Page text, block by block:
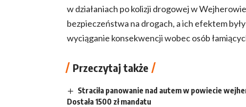
w działaniach po kolizji drogowej w
bezpieczeństwa na drogach, a ich efektem
wyciąganie konsekwencji wobec osób
Przeczytaj także
Straciła panowanie nad autem w powiecie
Dostała 1500 zł mandatu